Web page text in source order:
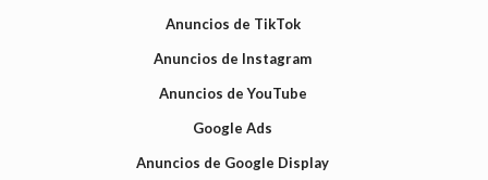
Anuncios de TikTok
Anuncios de Instagram
Anuncios de YouTube
Google Ads
Anuncios de Google Display